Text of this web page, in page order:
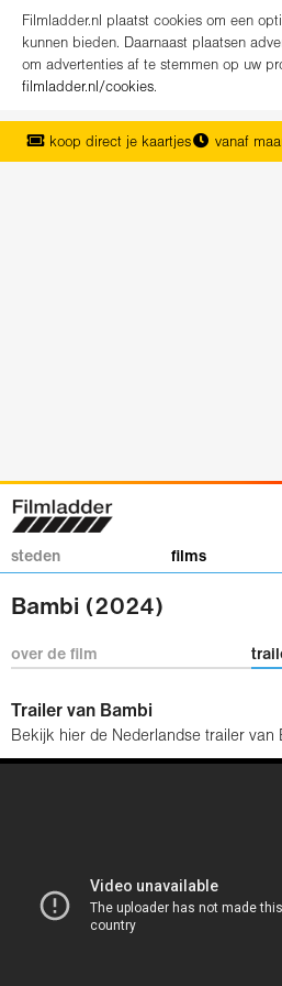
Filmladder.nl plaatst cookies om een
kunnen bieden. Daarnaast plaatsen
om advertenties af te stemmen op uw
filmladder.nl/cookies.
koop direct je kaartjes
vanaf
het complete overzicht
steden films
Bambi (2024)
over de film
Trailer van Bambi
Bekijk hier de Nederlandse trailer van